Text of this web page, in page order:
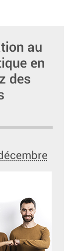
au
en
des